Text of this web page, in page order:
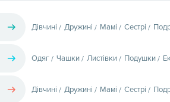
Дівчині Дружині Мамі Сестрі
Одяг Чашки Листівки Подушки
Дівчині Дружині Мамі Сестрі